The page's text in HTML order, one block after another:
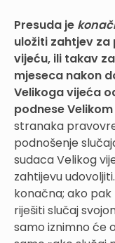
Presuda je
uložiti zahtjev za
vijeću, ili takav
mjeseca nakon
Velikoga vijeća
podnese
stranaka
podnošenje
sudaca Velikog
zahtijevu
konačna; ako
riješiti slučaj
samo iznimno će